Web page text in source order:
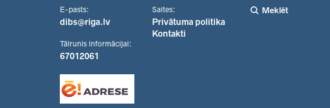
E-pasts:
dibs@riga.lv
Tālrunis informācijai:
67012061
Saites:
Privātuma politika
Kontakti
Meklēt